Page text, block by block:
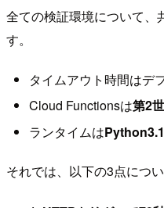
全ての検証環境について、
す。
タイムアウト時間はデ
Cloud Functionsは第2
ランタイムは
それでは、以下の3点につ